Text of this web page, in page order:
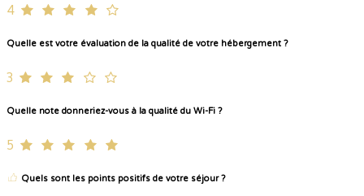
4
Quelle est votre évaluation de la qualité de votre hébergement ?
3
Quelle note donneriez-vous à la qualité du Wi-Fi ?
5
Quels sont les points positifs de votre séjour ?